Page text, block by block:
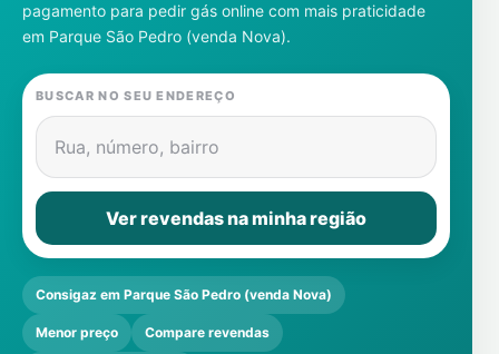
Gás
Contatos
pagamento para pedir gás online com mais praticidade
em Parque São Pedro (venda Nova).
BUSCAR NO SEU ENDEREÇO
Rua, número, bairro
Ver revendas na minha região
Consigaz em Parque São Pedro (venda Nova)
Menor preço Compare revendas